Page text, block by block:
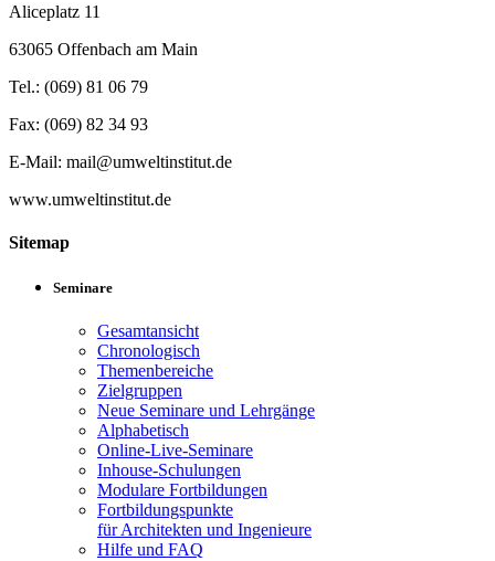
Aliceplatz 11
63065 Offenbach am Main
Tel.: (069) 81 06 79
Fax: (069) 82 34 93
E-Mail: mail@umweltinstitut.de
www.umweltinstitut.de
Sitemap
Seminare
Gesamtansicht
Chronologisch
Themenbereiche
Zielgruppen
Neue Seminare und Lehrgänge
Alphabetisch
Online-Live-Seminare
Inhouse-Schulungen
Modulare Fortbildungen
Fortbildungspunkte
für Architekten und Ingenieure
Hilfe und FAQ